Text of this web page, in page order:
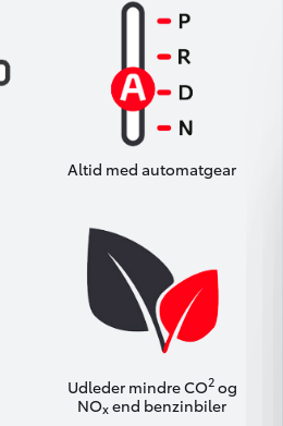
Altid med automatgear
Udleder mindre CO2og
NOxend benzinbiler